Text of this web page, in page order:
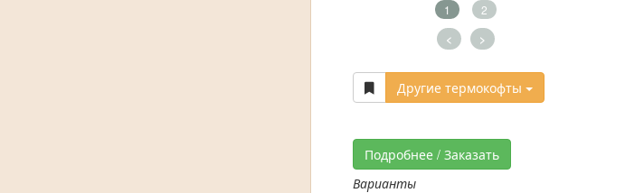
1 2
< >
Другие термокофты
Подробнее / Заказать
Варианты